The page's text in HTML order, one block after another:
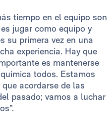
tiempo en el equipo son
jugar como equipo y
su primera vez en una
experiencia. Hay que
es mantenerse
todos. Estamos
acordarse de las
pasado; vamos a luchar